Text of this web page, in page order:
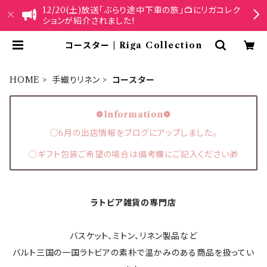
12/20(土)放送「ぶらり途中下車の旅」📺にリガコレク
ションが紹介されました!
コースター | Riga Collection
HOME 手織りリネン コースター
❁Information❁
○6月の出店情報をブログにアップしました。
○ギフト包装ご希望の場合は備考欄にご記入ください🎁
ラトビア雑貨の専門店
バスケット、ミトン、リネン製品など
バルト三国の一国ラトビアの素朴で温かみのある商品を扱ってい